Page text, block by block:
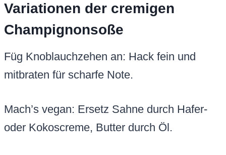
Variationen der cremigen
Champignonsoße
Füg Knoblauchzehen an: Hack fein und
mitbraten für scharfe Note.
Mach’s vegan: Ersetz Sahne durch Hafer-
oder Kokoscreme, Butter durch Öl.